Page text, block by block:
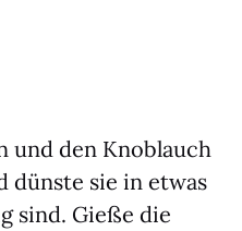
und den Knob­lauch
düns­te sie in etwas
sind. Gie­ße die